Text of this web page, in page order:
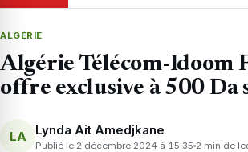
ALGÉRIE
Algérie Télécom-Idoom
offre exclusive à 500 Da
LA Lynda Ait Amedjkane
Publié le 2 décembre 2024 à 15:35 2 min de